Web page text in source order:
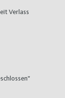
Verlass